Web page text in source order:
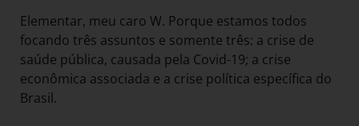
Elementar, meu caro W. Porque estamos todos
focando três assuntos e somente três: a crise de
saúde pública, causada pela Covid-19; a crise
econômica associada e a crise política específica do
Brasil.